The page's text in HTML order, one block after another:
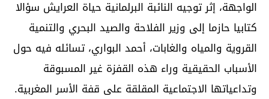
الواجهة، إثر توجيه النائبة البرلمانية حياة العرايش سؤالا
كتابيا حازما إلى وزير الفلاحة والصيد البحري والتنمية
القروية والمياه والغابات، أحمد البواري، تسائله فيه حول
الأسباب الحقيقية وراء هذه القفزة غير المسبوقة
وتداعياتها الاجتماعية المقلقة على قفة الأسر المغربية.